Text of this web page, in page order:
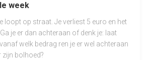
week
loopt op straat. Je verliest 5 euro en het
je er dan achteraan of denk je: laat
welk bedrag ren je er wel achteraan
zijn bolhoed?